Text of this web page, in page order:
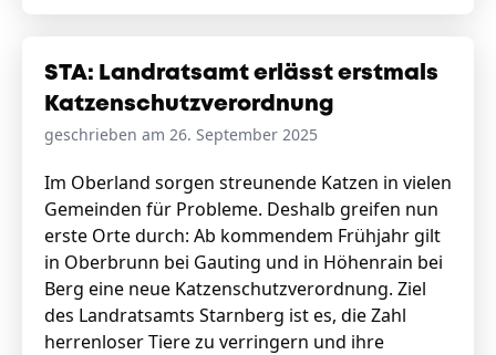
STA: Landratsamt erlässt erstmals
Katzenschutzverordnung
geschrieben am 26. September 2025
Im Oberland sorgen streunende Katzen in vielen
Gemeinden für Probleme. Deshalb greifen nun
erste Orte durch: Ab kommendem Frühjahr gilt
in Oberbrunn bei Gauting und in Höhenrain bei
Berg eine neue Katzenschutzverordnung. Ziel
des Landratsamts Starnberg ist es, die Zahl
herrenloser Tiere zu verringern und ihre